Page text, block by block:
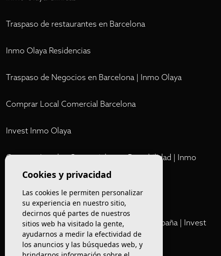
Traspaso de restaurantes en Barcelona
Inmo Olaya Residencias
Traspaso de Negocios en Barcelona | Inmo Olaya
Comprar Local Comercial Barcelona
Invest Inmo Olaya
Comprar Locales Comerciales en Rentabilidad | Inmo
Olaya
Cartera Privada de Activos Hoteleros en España | Invest
Inmo Olaya
Cookies y privacidad
Las cookies le permiten personalizar
su experiencia en nuestro sitio,
decirnos qué partes de nuestros
sitios web ha visitado la gente,
ayudarnos a medir la efectividad de
los anuncios y las búsquedas web, y